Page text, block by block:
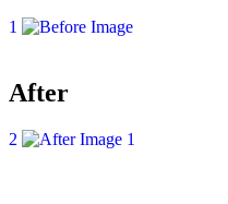
1
After
2